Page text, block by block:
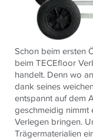
Schon beim ersten
beim TECEfloor
handelt. Denn wo
dank seines
entspannt auf dem
geschmeidig nimmt
Verlegen bringen.
Trägermaterialien